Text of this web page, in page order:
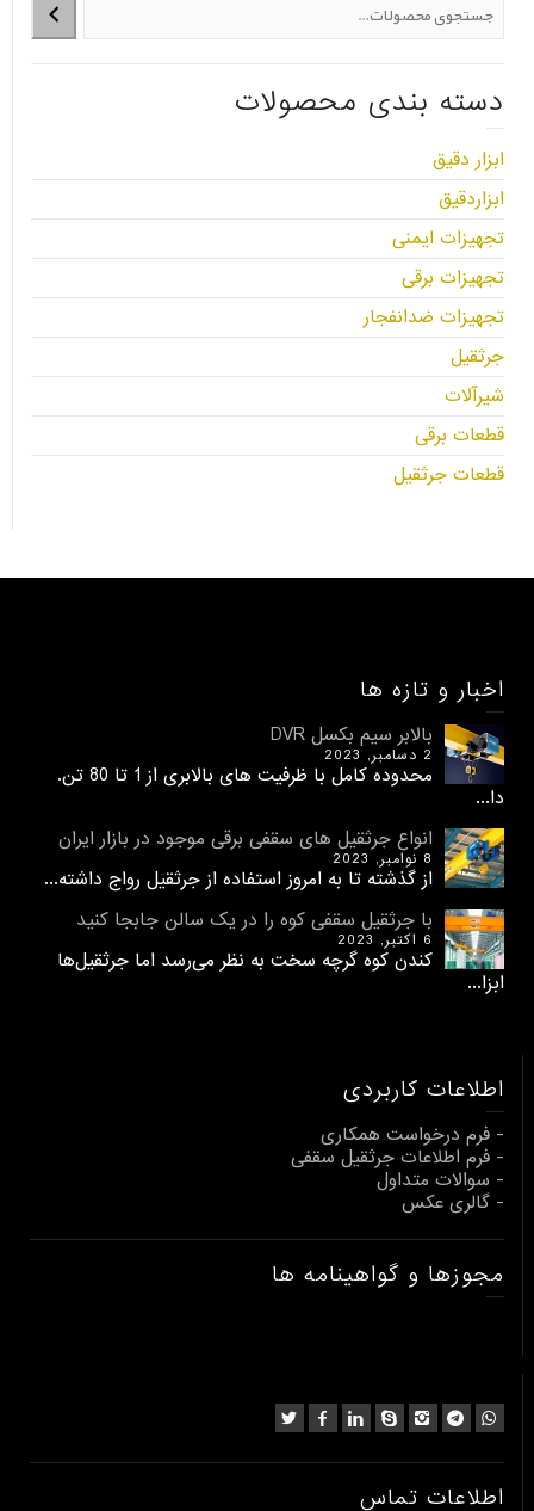
دسته بندی محصولات
ابزار دقیق
ابزاردقیق
تجهیزات ایمنی
تجهیزات برقی
تجهیزات ضدانفجار
جرثقیل
شیرآلات
قطعات برقی
قطعات جرثقیل
اخبار و تازه ها
بالابر سیم بکسل DVR
2 دسامبر, 2023
محدوده کامل با ظرفیت های بالابری از 1 تا 80 تن.
دا...
انواع جرثقیل های سقفی برقی موجود در بازار ایران
8 نوامبر, 2023
از گذشته تا به امروز استفاده از جرثقیل رواج داشته...
با جرثقیل سقفی کوه را در یک سالن جابجا کنید
6 اکتبر, 2023
کندن کوه گرچه سخت به نظر می‌رسد اما جرثقیل‌ها
ابزا...
اطلاعات کاربردی
- فرم درخواست همکاری
- فرم اطلاعات جرثقیل سقفی
- سوالات متداول
- گالری عکس
مجوزها و گواهینامه ها
اطلاعات تماس